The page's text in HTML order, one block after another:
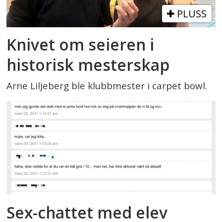
PLUSS
Knivet om seieren i
historisk mesterskap
Arne Liljeberg ble klubbmester i carpet bowl.
Sex-chattet med elev